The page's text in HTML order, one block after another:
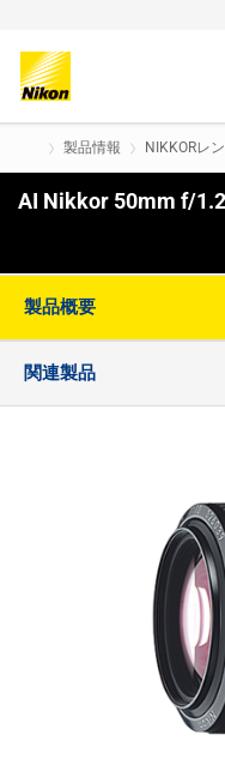
製品情報 NIKKORレ
AI Nikkor 50mm f/
製品概要
関連製品